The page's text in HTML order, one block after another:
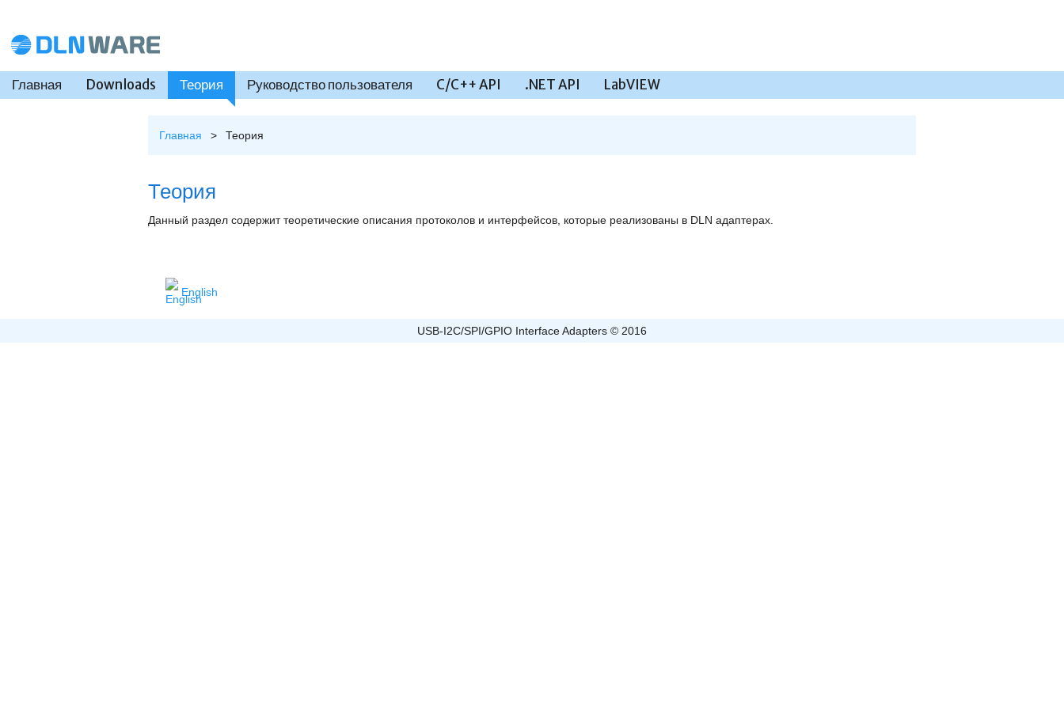
Главное меню
Главная Downloads Теория Руководство пользователя C/C++ API .NET API LabVIEW
Главная > Теория
Теория
Данный раздел содержит теоретические описания протоколов и интерфейсов, которые реализованы в DLN адаптерах.
English
USB-I2C/SPI/GPIO Interface Adapters © 2016